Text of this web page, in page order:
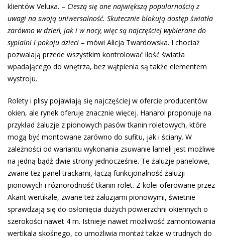
klientów Veluxa. – Cieszą się one największą popularnością z
uwagi na swoją uniwersalność. Skutecznie blokują dostęp światła
zarówno w dzień, jak i w nocy, więc są najczęściej wybierane do
sypialni i pokoju dzieci – mówi Alicja Twardowska. I chociaż
pozwalają przede wszystkim kontrolować ilość światła
wpadającego do wnętrza, bez wątpienia są także elementem
wystroju.
Rolety i plisy pojawiają się najczęściej w ofercie producentów
okien, ale rynek oferuje znacznie więcej. Hanarol proponuje na
przykład żaluzje z pionowych pasów tkanin roletowych, które
mogą być montowane zarówno do sufitu, jak i ściany. W
zależności od wariantu wykonania zsuwanie lameli jest możliwe
na jedną bądź dwie strony jednocześnie. Te żaluzje panelowe,
zwane też panel trackami, łączą funkcjonalność żaluzji
pionowych i różnorodność tkanin rolet. Z kolei oferowane przez
Akant wertikale, zwane też żaluzjami pionowymi, świetnie
sprawdzają się do osłonięcia dużych powierzchni okiennych o
szerokości nawet 4 m. Istnieje nawet możliwość zamontowania
wertikala skośnego, co umożliwia montaż także w trudnych do